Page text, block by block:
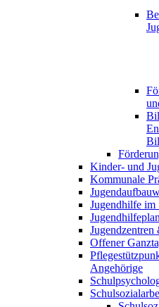
Kinder- und
Kommunale
Jugendhilfe im
Offener
Angehörige